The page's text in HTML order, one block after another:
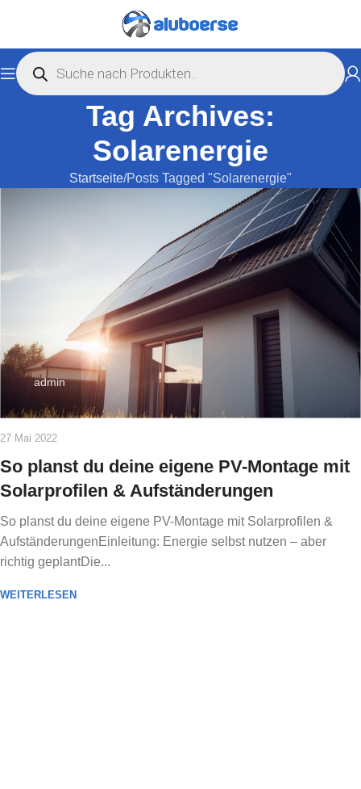
Tag Archives:
Solarenergie
Startseite Posts Tagged "Solarenergie"
admin
27 Mai 2022
So planst du deine eigene PV-Montage mit
Solarprofilen & Aufständerungen
So planst du deine eigene PV-Montage mit Solarprofilen &
AufständerungenEinleitung: Energie selbst nutzen – aber
richtig geplantDie...
WEITERLESEN